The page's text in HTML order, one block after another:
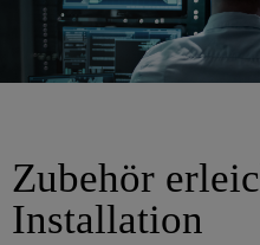
Zubehör
Installation